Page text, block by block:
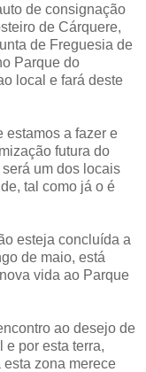
de consignação
de Cárquere,
de Freguesia de
Parque do
local e fará deste
estamos a fazer e
futura do
um dos locais
tal como já o é
esteja concluída a
de maio, está
vida ao Parque
ao desejo de
e por esta terra,
zona merece